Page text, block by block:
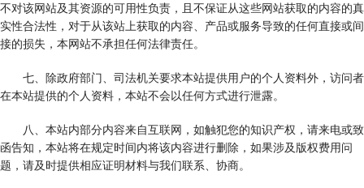
不对该网站及其资源的可用性负责，且不保证从这些网站获取的内容的真
实性合法性，对于从该站上获取的内容、产品或服务导致的任何直接或间
接的损失，本网站不承担任何法律责任。
七、除政府部门、司法机关要求本站提供用户的个人资料外，访问者
在本站提供的个人资料，本站不会以任何方式进行泄露。
八、本站内部分内容来自互联网，如触犯您的知识产权，请来电或致
函告知，本站将在规定时间内将该内容进行删除，如果涉及版权费用问
题，请及时提供相应证明材料与我们联系、协商。